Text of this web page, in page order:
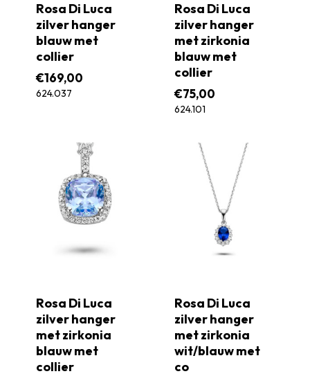
Rosa Di Luca
zilver hanger
blauw met
collier
€169,00
624.037
Rosa Di Luca
zilver hanger
met zirkonia
blauw met
collier
€75,00
624.101
Rosa Di Luca
zilver hanger
met zirkonia
blauw met
collier
Rosa Di Luca
zilver hanger
met zirkonia
wit/blauw met
co